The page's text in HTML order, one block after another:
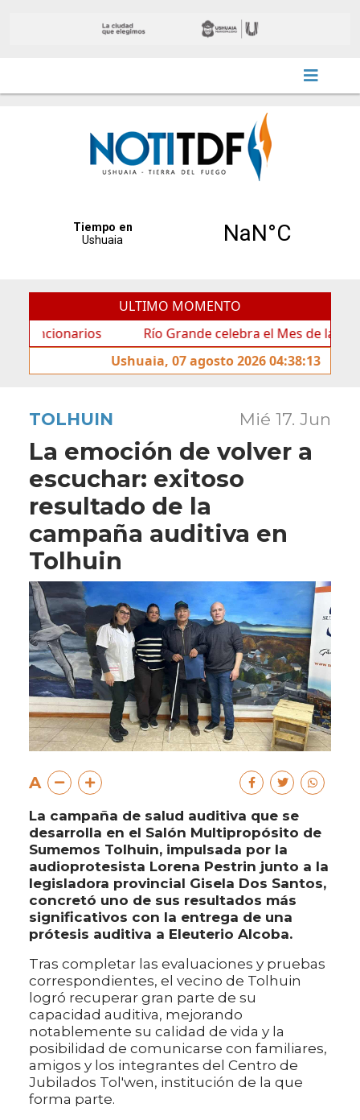
ULTIMO MOMENTO
Río Grande celebra el Mes de las
Ushuaia, 07 agosto 2026 04:38:13
TOLHUIN Mié 17. Jun
La emoción de volver a
escuchar: exitoso
resultado de la
campaña auditiva en
Tolhuin
A
La campaña de salud auditiva que se
desarrolla en el Salón Multipropósito de
Sumemos Tolhuin, impulsada por la
audioprotesista Lorena Pestrin junto a la
legisladora provincial Gisela Dos Santos,
concretó uno de sus resultados más
significativos con la entrega de una
prótesis auditiva a Eleuterio Alcoba.
Tras completar las evaluaciones y pruebas
correspondientes, el vecino de Tolhuin
logró recuperar gran parte de su
capacidad auditiva, mejorando
notablemente su calidad de vida y la
posibilidad de comunicarse con familiares,
amigos y los integrantes del Centro de
Jubilados Tol'wen, institución de la que
forma parte.